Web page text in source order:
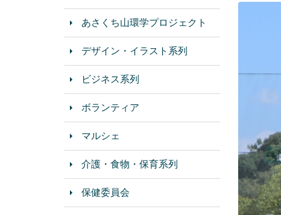
あさくち山環学プロジェクト
デザイン・イラスト系列
ビジネス系列
ボランティア
マルシェ
介護・食物・保育系列
保健委員会